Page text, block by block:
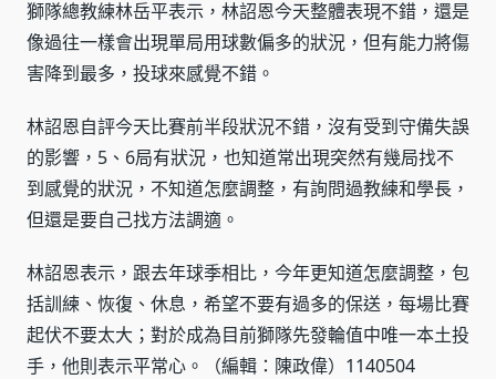
獅隊總教練林岳平表示，林詔恩今天整體表現不錯，還是
像過往一樣會出現單局用球數偏多的狀況，但有能力將傷
害降到最多，投球來感覺不錯。
林詔恩自評今天比賽前半段狀況不錯，沒有受到守備失誤
的影響，5、6局有狀況，也知道常出現突然有幾局找不
到感覺的狀況，不知道怎麼調整，有詢問過教練和學長，
但還是要自己找方法調適。
林詔恩表示，跟去年球季相比，今年更知道怎麼調整，包
括訓練、恢復、休息，希望不要有過多的保送，每場比賽
起伏不要太大；對於成為目前獅隊先發輪值中唯一本土投
手，他則表示平常心。（編輯：陳政偉）1140504